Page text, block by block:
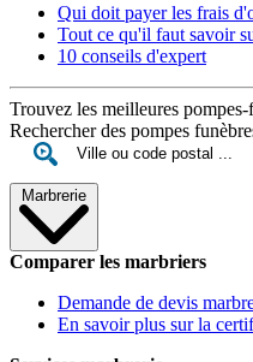
Qui doit payer les frais
Tout ce qu'il faut savoir
10 conseils d'expert
Trouvez les meilleures
Rechercher des pompes
Marbrerie
Comparer les marbriers
Demande de devis
En savoir plus sur la